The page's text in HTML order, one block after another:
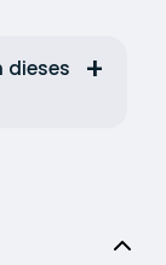
dieses